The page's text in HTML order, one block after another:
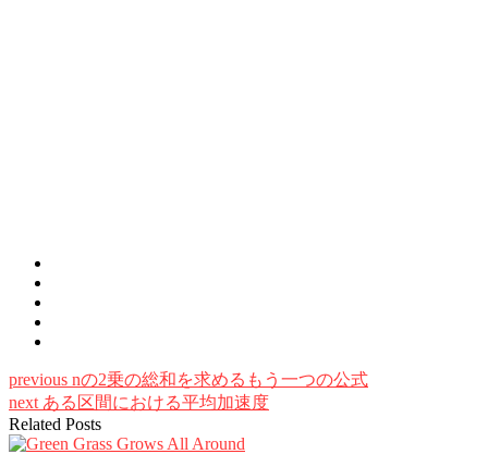
previous nの2乗の総和を求めるもう一つの公式
next ある区間における平均加速度
Related Posts